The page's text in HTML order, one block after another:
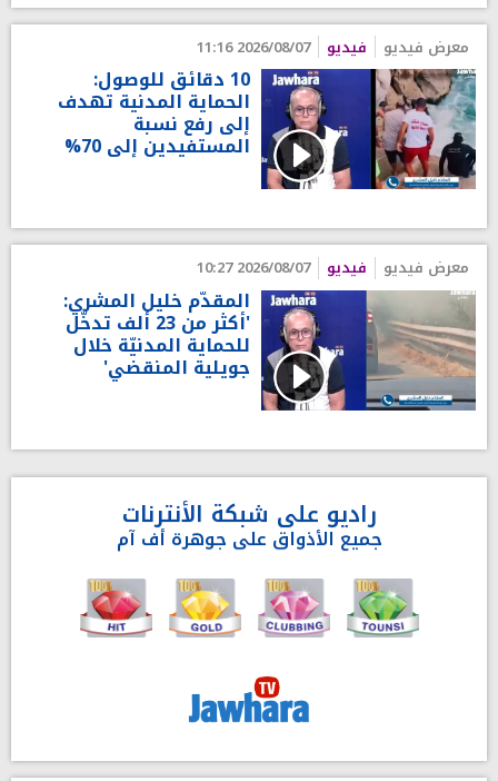
معرض فيديو فيديو 2026/08/07 11:16
10 دقائق للوصول:
الحماية المدنية تهدف
إلى رفع نسبة
المستفيدين إلى 70%
معرض فيديو فيديو 2026/08/07 10:27
المقدّم خليل المشري:
'أكثر من 23 ألف تدخّل
للحماية المدنيّة خلال
جويلية المنقضي'
راديو على شبكة الأنترنات
جميع الأذواق على جوهرة أف آم